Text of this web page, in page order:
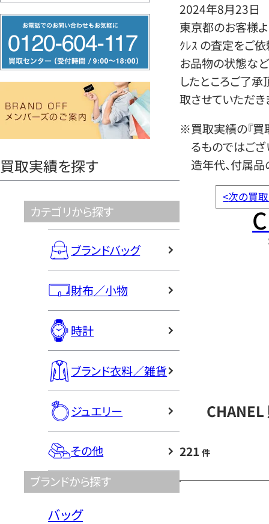
リ
ー
ヤ
買取実績を探す
カテゴリから探す
ブランドバッグ
財布／小物
時計
ブランド衣料／雑貨
ジュエリー
その他
ブランドから探す
バッグ
2024年8月23日
東京都のお客様
ｸﾚｽ の査定をご依
お品物の状態など
したところご了
取させていただき
※買取実績の『買
るものではござ
造年代、付属品
<次の買
CHANEL
221 件